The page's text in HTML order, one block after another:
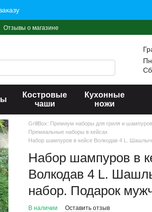
Отзывы о магазине
Костровые
чаши
Кухонные
ножи
GrillBox: Премиум наборы для гриля и
Премиальные наборы в кейсах
Набор шампуров в кейсе Волкодав 4 L.
Набор шампуров в
Волкодав 4 L.
набор. Подарок
В наличии Оставить отзыв